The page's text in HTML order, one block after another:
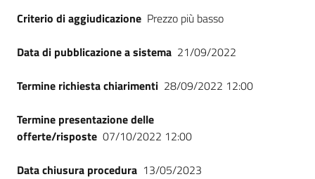
Criterio di aggiudicazione Prezzo più basso
Data di pubblicazione a sistema 21/09/2022
Termine richiesta chiarimenti 28/09/2022 12:00
Termine presentazione delle
offerte/risposte 07/10/2022 12:00
Data chiusura procedura 13/05/2023